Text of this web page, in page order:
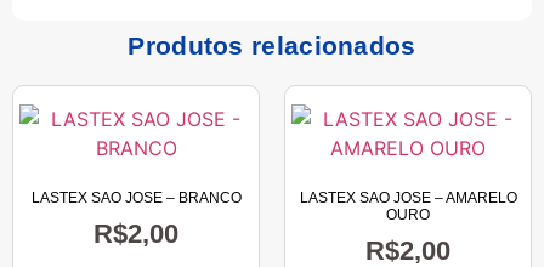
Produtos relacionados
LASTEX SAO JOSE – BRANCO
R$2,00
LASTEX SAO JOSE – AMARELO
OURO
R$2,00